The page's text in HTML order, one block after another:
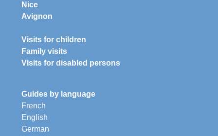
Nice
Avignon
Visits for children
Family visits
Visits for disabled persons
Guides by language
French
English
German